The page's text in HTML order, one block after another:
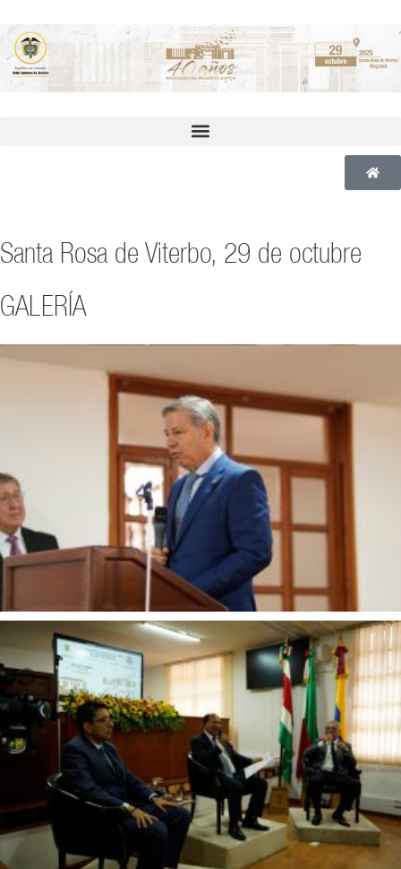
Santa Rosa de Viterbo, 29 de octubre
GALERÍA